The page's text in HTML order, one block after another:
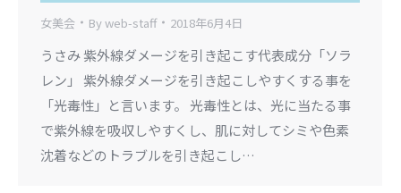
女美会 Byweb-staff 2018年6月4日
うさみ 紫外線ダメージを引き起こす代表成分「ソラ
レン」 紫外線ダメージを引き起こしやすくする事を
「光毒性」と言います。 光毒性とは、光に当たる事
で紫外線を吸収しやすくし、肌に対してシミや色素
沈着などのトラブルを引き起こし…